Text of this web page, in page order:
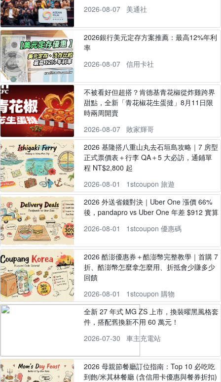
2026-08-07
美通社
2026銀行美元定存方案推薦：最高12%年利
率
2026-08-07
信用卡社
不被看好但超搭？肯德基青花椒從炸雞跨界
甜點，全新「青花椒花生蛋撻」8月11日限
時兩周開賣
2026-08-07
敗家輝哥
2026 基隆搭八重山丸去石垣島攻略｜7 房型
正式票價表＋行李 QA＋5 大必訪，通鋪單
程 NT$2,800 起
2026-08-01
1stcoupon 旅遊
2026 外送省錢對決｜Uber One 漲價 66%
後，pandapro vs Uber One 年差 $912 實算
2026-08-01
1stcoupon 優惠碼
2026 酷澎優惠券＋酷澎幣完整教學｜首購 7
折、酷澎幣怎麼拿怎麼用、折抵會少賺多少
回饋
2026-08-01
1stcoupon 購物
全新 27 年式 MG ZS 上市，換裝曜黑風格套
件，搭配舊換新不用 60 萬元！
2026-07-30
車主充電站
2026 母親節餐廳訂位指南：Top 10 必吃吃
到飽/米其林餐廳 (含信用卡優惠與餐券折扣)